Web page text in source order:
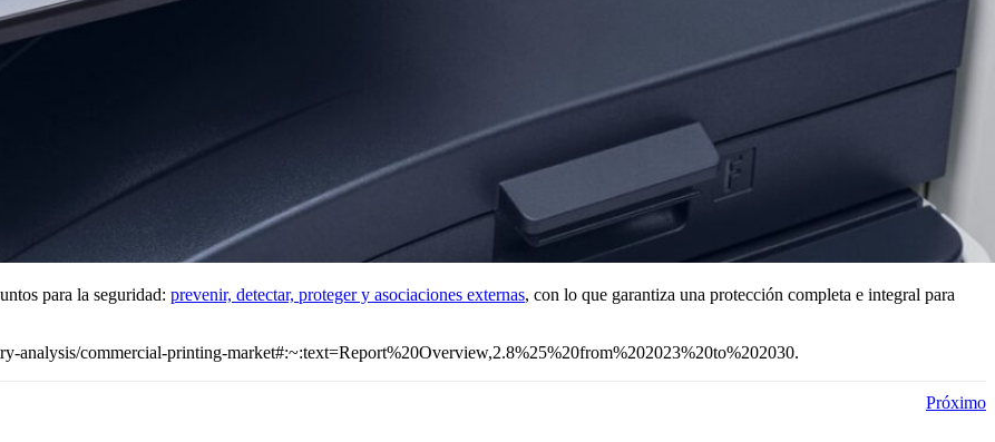
para la seguridad: prevenir, detectar, proteger y asociaciones externas, con lo que garantiza una protección completa e integral para
analysis/commercial-printing-market#:~:text=Report%20Overview,2.8%25%20from%202023%20to%202030.
Próximo